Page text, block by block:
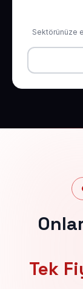
Sektörünüze
Tek